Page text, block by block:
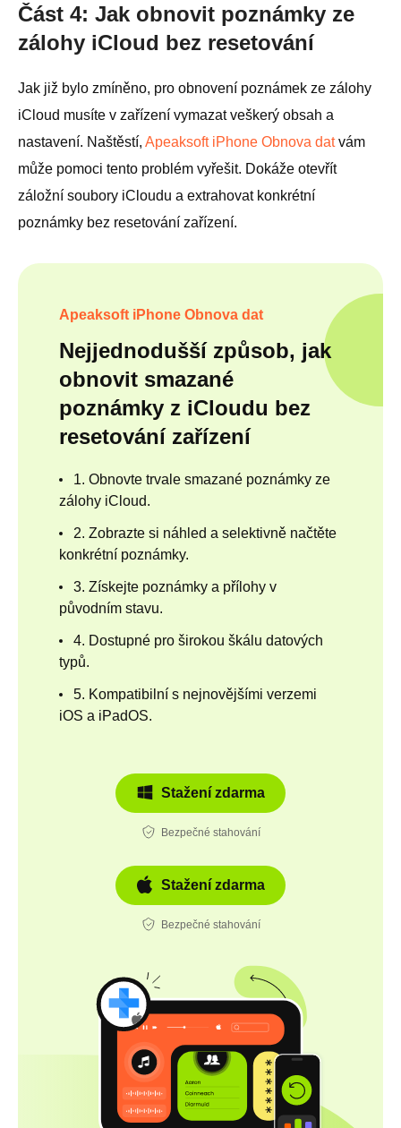
Část 4: Jak obnovit poznámky ze
zálohy iCloud bez resetování
Jak již bylo zmíněno, pro obnovení poznámek ze zálohy
iCloud musíte v zařízení vymazat veškerý obsah a
nastavení. Naštěstí, Apeaksoft iPhone Obnova datvám
může pomoci tento problém vyřešit. Dokáže otevřít
záložní soubory iCloudu a extrahovat konkrétní
poznámky bez resetování zařízení.
Apeaksoft iPhone Obnova dat
Nejjednodušší způsob, jak
obnovit smazané
poznámky z iCloudu bez
resetování zařízení
1. Obnovte trvale smazané poznámky ze
zálohy iCloud.
2. Zobrazte si náhled a selektivně načtěte
konkrétní poznámky.
3. Získejte poznámky a přílohy v
původním stavu.
4. Dostupné pro širokou škálu datových
typů.
5. Kompatibilní s nejnovějšími verzemi
iOS a iPadOS.
Stažení zdarma
Bezpečné stahování
Stažení zdarma
Bezpečné stahování